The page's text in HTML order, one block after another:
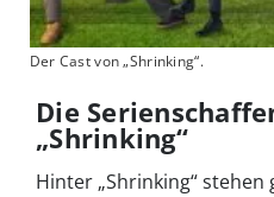
Der Cast von „Shrinking“.
Die
„Shrinking“
Hinter „Shrinking“